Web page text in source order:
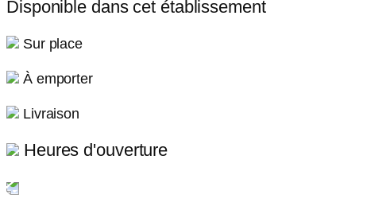
Disponible dans cet établissement
Sur place
À emporter
Livraison
Heures d'ouverture